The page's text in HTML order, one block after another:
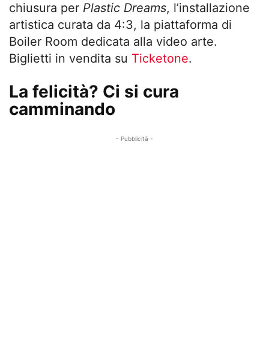
chiusura per Plastic Dreams, l’installazione
artistica curata da 4:3, la piattaforma di
Boiler Room dedicata alla video arte.
Biglietti in vendita su Ticketone.
La felicità? Ci si cura
camminando
- Pubblicità -